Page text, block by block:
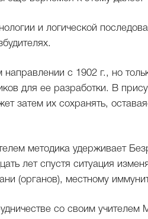
и логической
направлении с 1902 г., но
для ее разработки. В
затем их сохранять,
методика удерживает
лет спустя ситуация
(органов), местному
со своим учителем